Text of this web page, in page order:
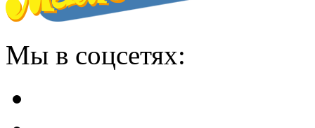
Мы в соцсетях: